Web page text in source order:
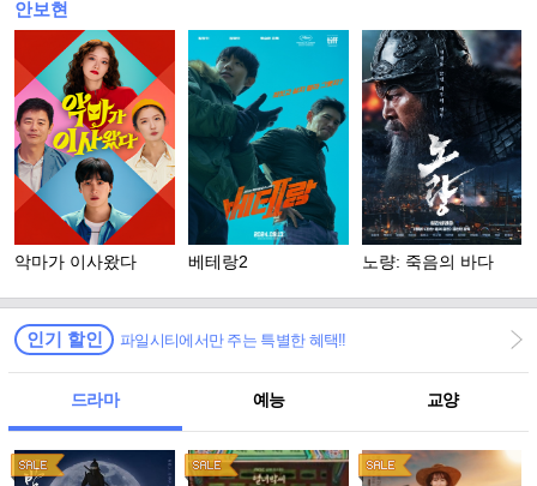
안보현
악마가 이사왔다 베테랑2 노량: 죽음의 바다
인기 할인 파일시티에서만 주는 특별한 혜택!!
드라마 예능 교양